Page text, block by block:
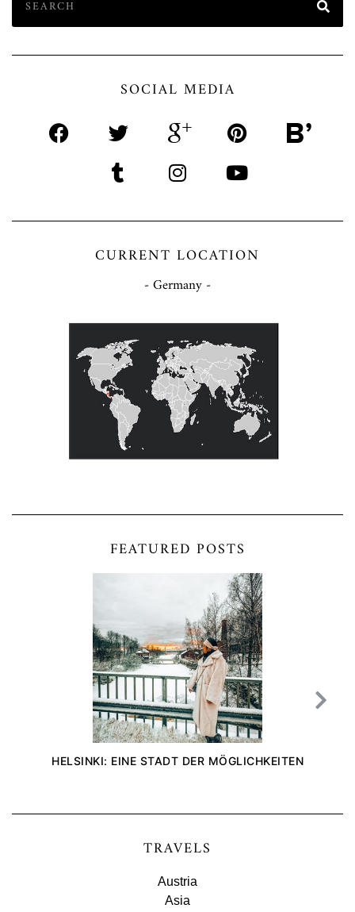
SOCIAL MEDIA
CURRENT LOCATION
- Germany -
FEATURED POSTS
HELSINKI: EINE STADT DER MÖGLICHKEITEN
TRAVELS
Austria
Asia